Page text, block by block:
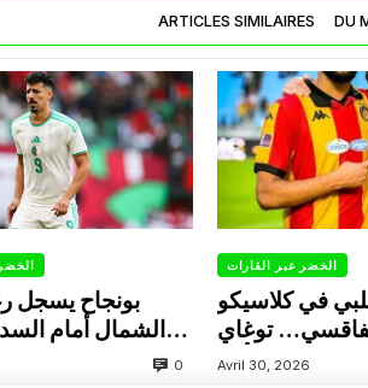
ARTICLES SIMILAIRES DU
بونجاح يسجل
الشمال أمام
0
الخضر عبر القارات
في كلاسيكو
توغاي
وبوعالية يتألق
Avril 30, 2026